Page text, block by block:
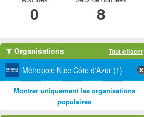
0 8
Organisations Tout effacer
Métropole Nice Côte d'Azur (1)
Montrer uniquement les organisations
populaires